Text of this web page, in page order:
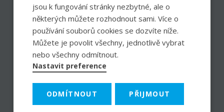
FacebookInstagram
Obchodní podmínkyReklamační řádNastavení cookies
Copyright © Centrum rozvoje Česká Skalice
jsou k fungování stránky nezbytné, ale o
některých můžete rozhodnout sami. Více o
používání souborů cookies se dozvíte níže.
Můžete je povolit všechny, jednotlivě vybrat
nebo všechny odmítnout.
Nastavit preference
ODMÍTNOUT PŘIJMOUT